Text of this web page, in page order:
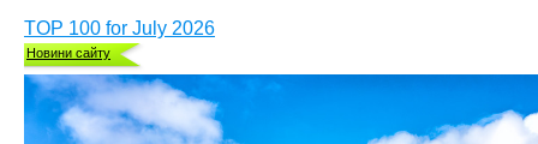
TOP 100 for July 2026
Новини сайту